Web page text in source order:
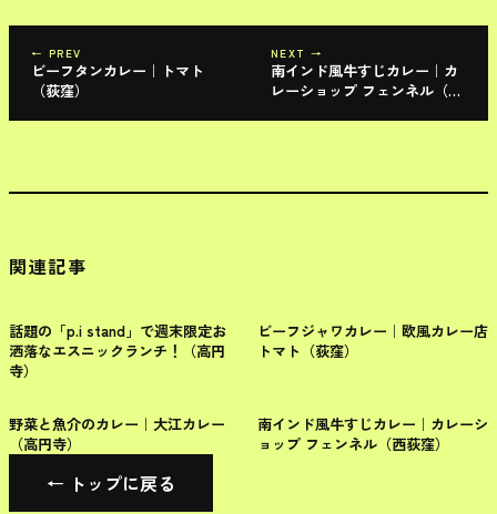
← PREV
ビーフタンカレー｜トマト
（荻窪）
NEXT →
南インド風牛すじカレー｜カ
レーショップ フェンネル（西
関連記事
杉並区
話題の「p.i stand」で週末限定お
洒落なエスニックランチ！（高円
寺）
杉並区
ビーフジャワカレー｜欧風カレー店
トマト（荻窪）
杉並区
野菜と魚介のカレー｜大江カレー
（高円寺）
杉並区
南インド風牛すじカレー｜カレーシ
ョップ フェンネル（西荻窪）
← トップに戻る